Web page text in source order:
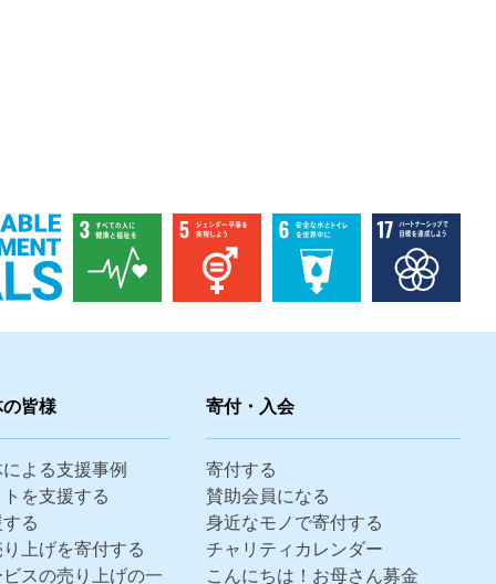
皆様
よる支援事例
を支援する
る
上げを寄付する
スの売り上げの一
寄付・入会
寄付する
賛助会員になる
身近なモノで寄付する
チャリティカレンダー
こんにちは！お母さん募金